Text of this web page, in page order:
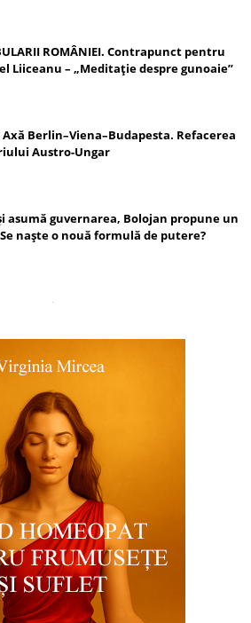
ROMÂNIEI. Contrapunct pentru
Liiceanu – „Meditație despre gunoaie”
Berlin–Viena–Budapesta. Refacerea
Austro-Ungar
asumă guvernarea, Bolojan propune un
naște o nouă formulă de putere?